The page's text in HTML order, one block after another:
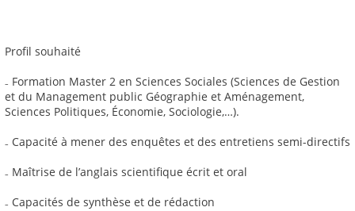
Profil souhaité
₋ Formation Master 2 en Sciences Sociales (Sciences de Gestion
et du Management public Géographie et Aménagement,
Sciences Politiques, Économie, Sociologie,…).
₋ Capacité à mener des enquêtes et des entretiens semi-directifs
₋ Maîtrise de l’anglais scientifique écrit et oral
₋ Capacités de synthèse et de rédaction